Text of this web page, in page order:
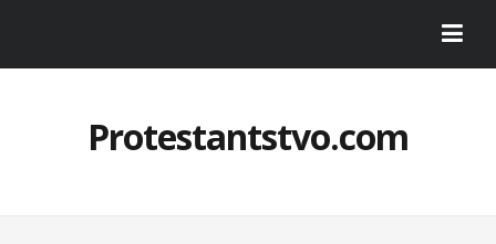
Protestantstvo.com